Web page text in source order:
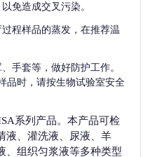
免造成交叉污染。
程样品的蒸发，在推荐温
手套等，做好防护工作。
品时，请按生物试验室安全
系列产品。本产品可检
液、灌洗液、尿液、羊
、组织匀浆液等多种类型